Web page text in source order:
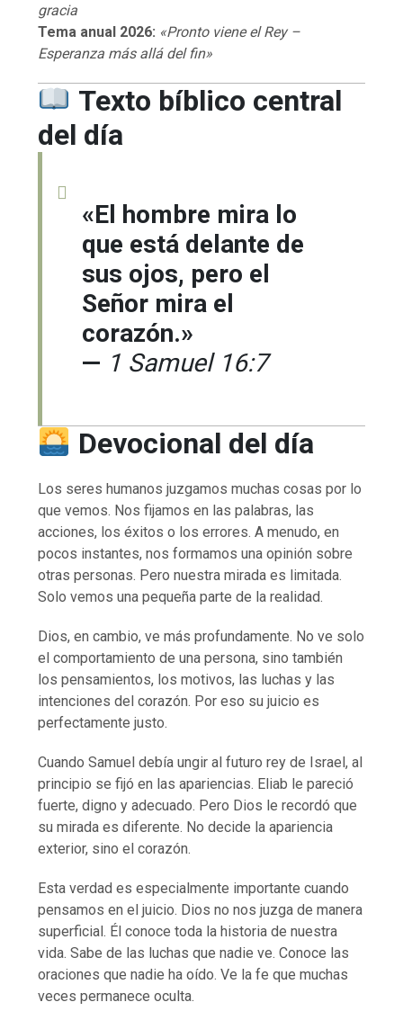
gracia
Tema anual 2026: «Pronto viene el Rey –
Esperanza más allá del fin»
Texto bíblico central
del día
«El hombre mira lo
que está delante de
sus ojos, pero el
Señor mira el
corazón.»
— 1 Samuel 16:7
Devocional del día
Los seres humanos juzgamos muchas cosas por lo
que vemos. Nos fijamos en las palabras, las
acciones, los éxitos o los errores. A menudo, en
pocos instantes, nos formamos una opinión sobre
otras personas. Pero nuestra mirada es limitada.
Solo vemos una pequeña parte de la realidad.
Dios, en cambio, ve más profundamente. No ve solo
el comportamiento de una persona, sino también
los pensamientos, los motivos, las luchas y las
intenciones del corazón. Por eso su juicio es
perfectamente justo.
Cuando Samuel debía ungir al futuro rey de Israel, al
principio se fijó en las apariencias. Eliab le pareció
fuerte, digno y adecuado. Pero Dios le recordó que
su mirada es diferente. No decide la apariencia
exterior, sino el corazón.
Esta verdad es especialmente importante cuando
pensamos en el juicio. Dios no nos juzga de manera
superficial. Él conoce toda la historia de nuestra
vida. Sabe de las luchas que nadie ve. Conoce las
oraciones que nadie ha oído. Ve la fe que muchas
veces permanece oculta.